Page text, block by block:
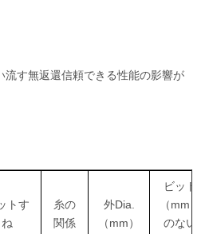
流す無返還信頼できる性能の影響が
トす
ね
糸の
関係
外Dia.
（mm）
ビット
（mm）
のない